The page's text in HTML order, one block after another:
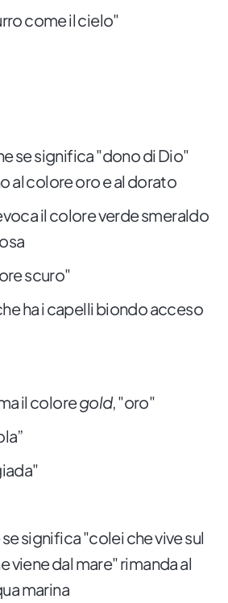
come il cielo"
se significa "dono di Dio"
al colore oro e al dorato
il colore verde smeraldo
scuro"
ha i capelli biondo acceso
il coloregold, "oro"
significa "colei che vive sul
viene dal mare" rimanda al
marina